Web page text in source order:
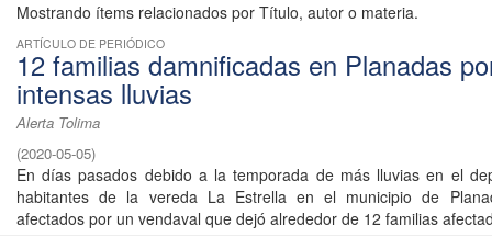
Mostrando ítems relacionados por Título, autor o materia.
ARTÍCULO DE PERIÓDICO
12 familias damnificadas en Planadas
intensas lluvias
Alerta Tolima
(2020-05-05)
En días pasados debido a la temporada de más lluvias en el
habitantes de la vereda La Estrella en el municipio de
afectados por un vendaval que dejó alrededor de 12 familias